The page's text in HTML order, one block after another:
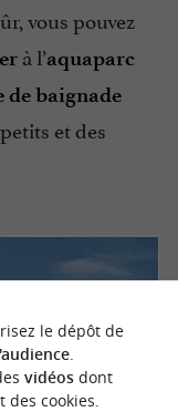
vous pouvez
à l’aquaparc
de baignade
et des
le dépôt de
.
vidéosdont
des cookies.